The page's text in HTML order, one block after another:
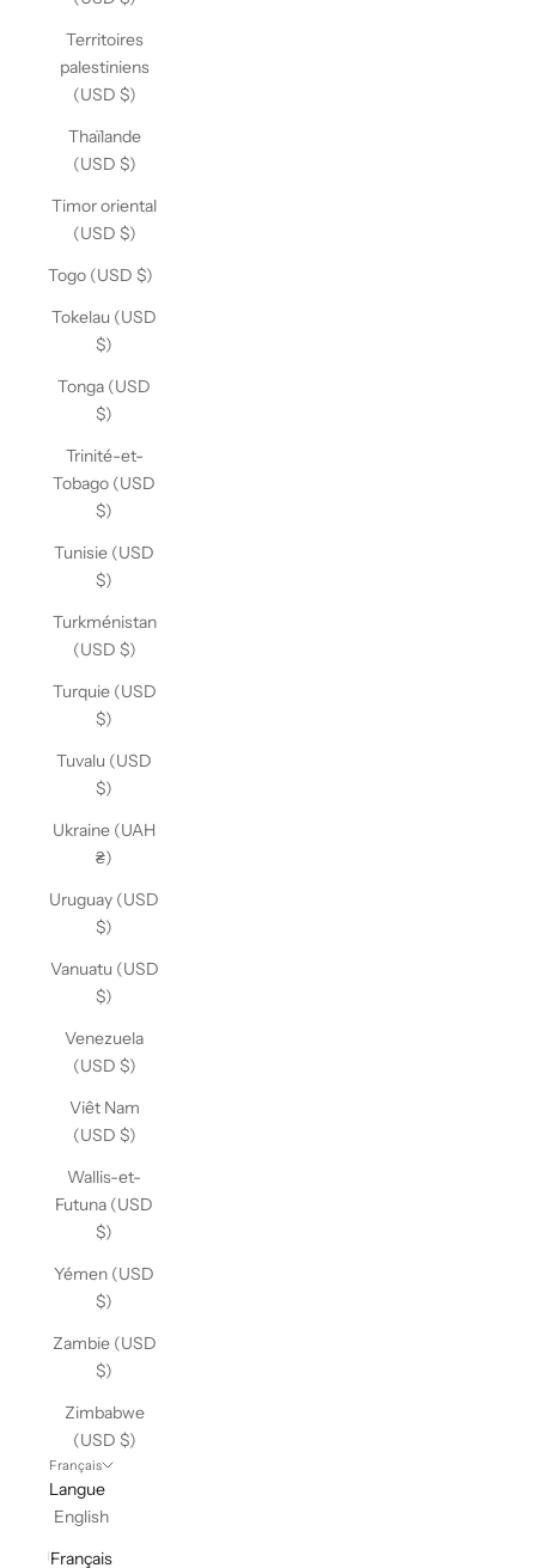
Territoires
palestiniens
(USD $)
Thaïlande
(USD $)
Timor oriental
(USD $)
Togo (USD $)
Tokelau (USD
$)
Tonga (USD
$)
Trinité-et-
Tobago (USD
$)
Tunisie (USD
$)
Turkménistan
(USD $)
Turquie (USD
$)
Tuvalu (USD
$)
Ukraine (UAH
₴)
Uruguay (USD
$)
Vanuatu (USD
$)
Venezuela
(USD $)
Viêt Nam
(USD $)
Wallis-et-
Futuna (USD
$)
Yémen (USD
$)
Zambie (USD
$)
Zimbabwe
(USD $)
Français
Langue
English
Français